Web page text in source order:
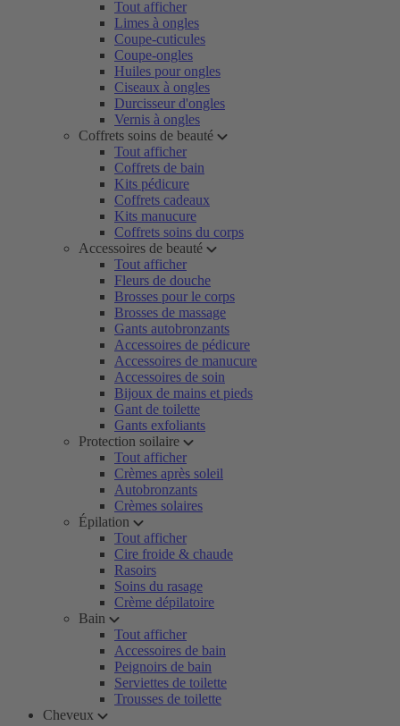
Tout afficher
Limes à ongles
Coupe-cuticules
Coupe-ongles
Huiles pour ongles
Ciseaux à ongles
Durcisseur d'ongles
Vernis à ongles
Coffrets soins de beauté
Tout afficher
Coffrets de bain
Kits pédicure
Coffrets cadeaux
Kits manucure
Coffrets soins du corps
Accessoires de beauté
Tout afficher
Fleurs de douche
Brosses pour le corps
Brosses de massage
Gants autobronzants
Accessoires de pédicure
Accessoires de manucure
Accessoires de soin
Bijoux de mains et pieds
Gant de toilette
Gants exfoliants
Protection soilaire
Tout afficher
Crèmes après soleil
Autobronzants
Crèmes solaires
Épilation
Tout afficher
Cire froide & chaude
Rasoirs
Soins du rasage
Crème dépilatoire
Bain
Tout afficher
Accessoires de bain
Peignoirs de bain
Serviettes de toilette
Trousses de toilette
Cheveux